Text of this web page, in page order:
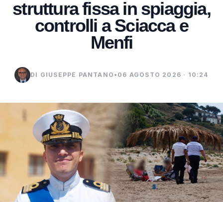
struttura fissa in spiaggia,
controlli a Sciacca e
Menfi
DI GIUSEPPE PANTANO • 06 AGOSTO 2026 · 10:24